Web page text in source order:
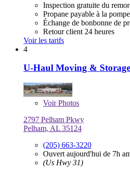
Inspection gratuite du
Propane payable à la pompe
Échange de bonbonne de
Retour client 24 heures
Voir les tarifs
4
U-Haul Moving &
VoirPhotos
2797 Pelham Pkwy
Pelham, AL 35124
(205) 663-3220
Ouvert aujourd'hui de 7h
(Us Hwy 31)